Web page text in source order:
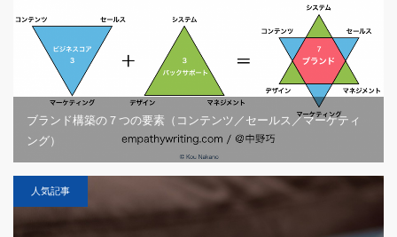
ブランド構築の７つの要素（コンテンツ／セールス／マーケティ
ング）
人気記事